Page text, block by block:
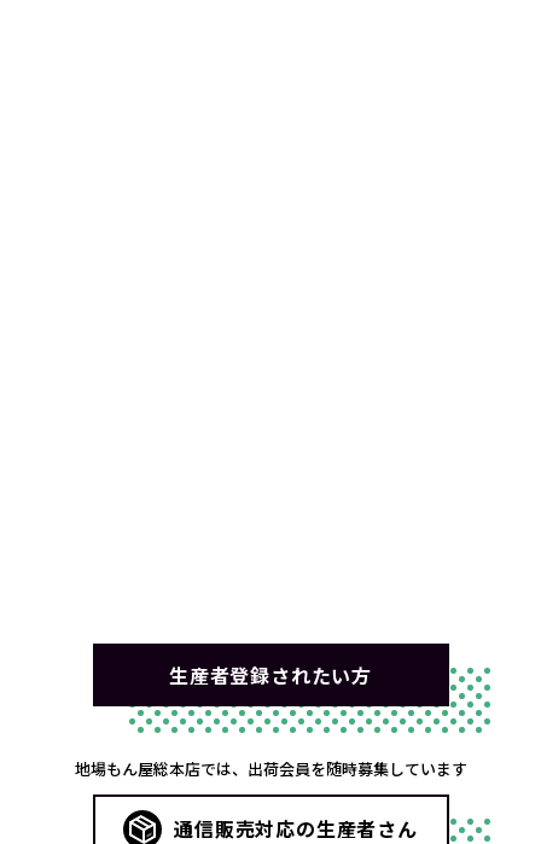
生産者登録されたい方
地場もん屋総本店では、出荷会員を随時募集しています
通信販売対応の生産者さん